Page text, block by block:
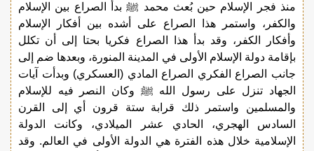
منذ فجر الإسلام حين بُعث محمد ﷺ بدأ الصراع بين الإسلام
والكفر، واستمر هذا الصراع على أشده بين أفكار الإسلام
وأفكار الكفر، وقد بدأ هذا الصراع فكريا بحتا إلى أن تكلل
بإقامة دولة الإسلام الأولى في المدينة المنورة، وبعدها ضم إلى
جانب الصراع الفكري الصراع المادي (العسكري) وبدأت آيات
الجهاد تنزل على رسول الله ﷺ وكان النصر فيه للإسلام
والمسلمين واستمر ذلك قرابة ستة قرون أي إلى القرن
السادس الهجري، الحادي عشر الميلادي، وكانت الدولة
الإسلامية خلال هذه الفترة هي الدولة الأولى في العالم. وقد